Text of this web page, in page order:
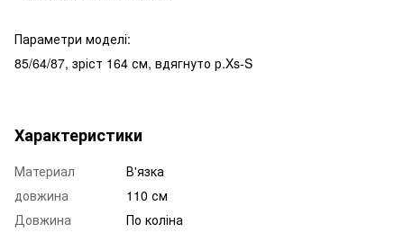
Параметри моделі:
85/64/87, зріст 164 см, вдягнуто р.Xs-S
Характеристики
Материал
В'язка
довжина
110 см
Довжина
По коліна